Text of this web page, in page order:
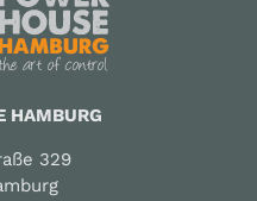
HAMBURG
329